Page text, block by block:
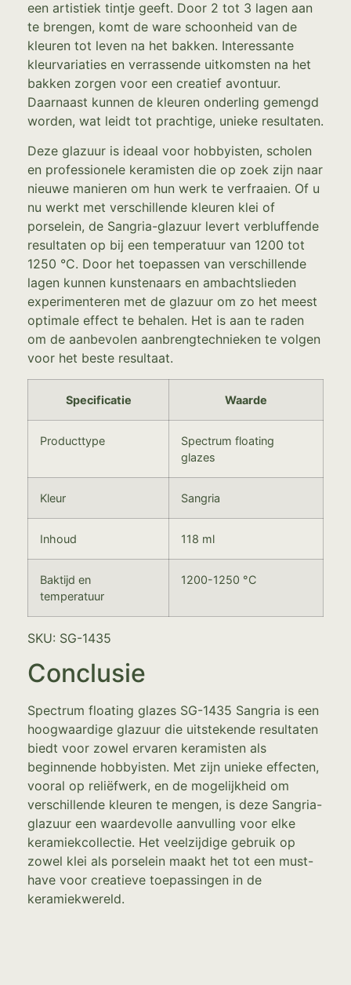
een artistiek tintje geeft. Door 2 tot 3 lagen aan
te brengen, komt de ware schoonheid van de
kleuren tot leven na het bakken. Interessante
kleurvariaties en verrassende uitkomsten na het
bakken zorgen voor een creatief avontuur.
Daarnaast kunnen de kleuren onderling gemengd
worden, wat leidt tot prachtige, unieke resultaten.
Deze glazuur is ideaal voor hobbyisten, scholen
en professionele keramisten die op zoek zijn naar
nieuwe manieren om hun werk te verfraaien. Of u
nu werkt met verschillende kleuren klei of
porselein, de Sangria-glazuur levert verbluffende
resultaten op bij een temperatuur van 1200 tot
1250 °C. Door het toepassen van verschillende
lagen kunnen kunstenaars en ambachtslieden
experimenteren met de glazuur om zo het meest
optimale effect te behalen. Het is aan te raden
om de aanbevolen aanbrengtechnieken te volgen
voor het beste resultaat.
Specificatie Waarde
Producttype
Spectrum floating
glazes
Kleur Sangria
Inhoud 118 ml
Baktijd en
temperatuur
1200-1250 °C
SKU: SG-1435
Conclusie
Spectrum floating glazes SG-1435 Sangria is een
hoogwaardige glazuur die uitstekende resultaten
biedt voor zowel ervaren keramisten als
beginnende hobbyisten. Met zijn unieke effecten,
vooral op reliëfwerk, en de mogelijkheid om
verschillende kleuren te mengen, is deze Sangria-
glazuur een waardevolle aanvulling voor elke
keramiekcollectie. Het veelzijdige gebruik op
zowel klei als porselein maakt het tot een must-
have voor creatieve toepassingen in de
keramiekwereld.